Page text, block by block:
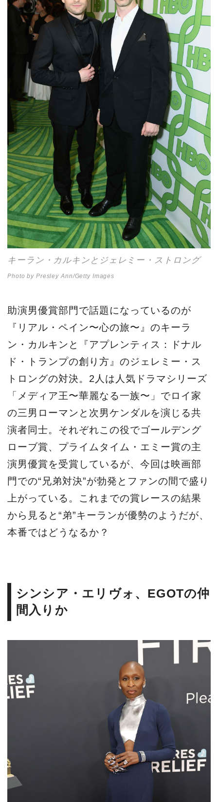
キーラン・カルキンとジェレミー・ストロング
Photo by Presley Ann/Getty Images
助演男優賞部門で話題になっているのが
『リアル・ペイン〜心の旅〜』のキーラ
ン・カルキンと『アプレンティス：ドナル
ド・トランプの創り方』のジェレミー・ス
トロングの対決。2人は人気ドラマシリーズ
「メディア王〜華麗なる一族〜」でロイ家
の三男ローマンと次男ケンダルを演じる共
演者同士。それぞれこの役でゴールデング
ローブ賞、プライムタイム・エミー賞の主
演男優賞を受賞しているが、今回は映画部
門での“兄弟対決”が勃発とファンの間で盛り
上がっている。これまでの賞レースの結果
から見ると“弟”キーランが優勢のようだが、
本番ではどうなるか？
シンシア・エリヴォ、EGOTの仲
間入りか